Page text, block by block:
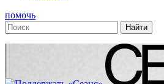
помочь